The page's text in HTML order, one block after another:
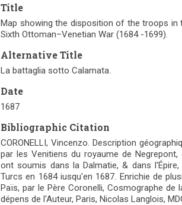
Title
Map showing the disposition of the troops in
Sixth Ottoman–Venetian War (1684 -1699).
Alternative Title
La battaglia sotto Calamata.
Date
1687
Bibliographic Citation
CORONELLI, Vincenzo. Description
par les Venitiens du royaume de
ont soumis dans la Dalmatie, & dans
Turcs en 1684 iusqu'en 1687. Enrichie de
Païs, par le Père Coronelli, Cosmographe de
dépens de l'Auteur, Paris, Nicolas Langlois,